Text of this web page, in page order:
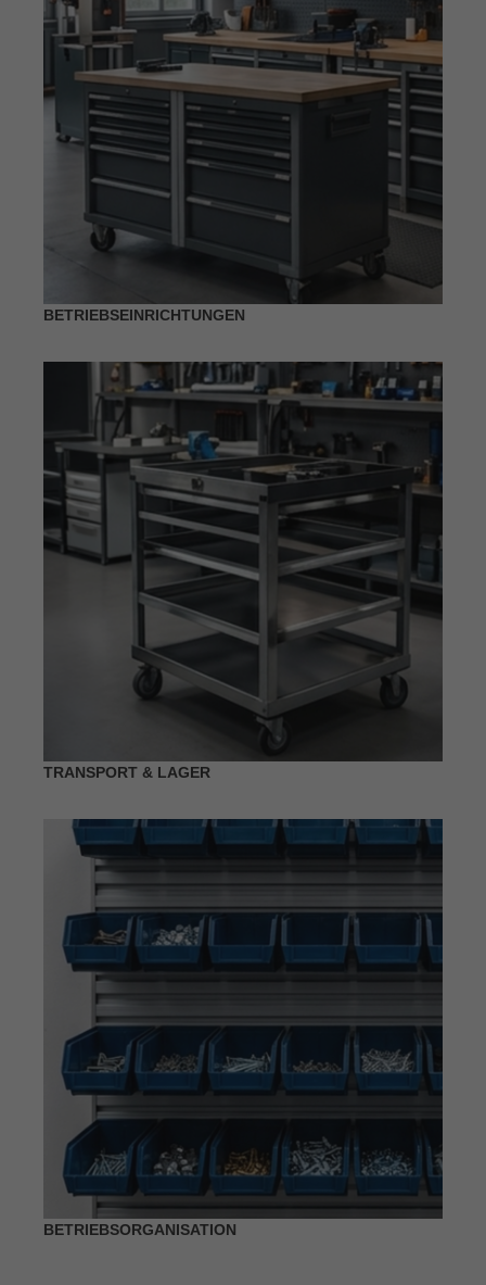
BETRIEBSEINRICHTUNGEN
TRANSPORT & LAGER
BETRIEBSORGANISATION